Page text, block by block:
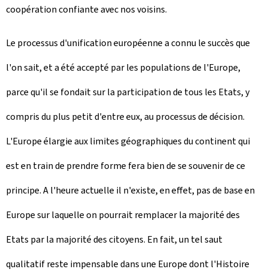
coopération confiante avec nos voisins.
Le processus d'unification européenne a connu le succès que
l'on sait, et a été accepté par les populations de l'Europe,
parce qu'il se fondait sur la participation de tous les Etats, y
compris du plus petit d'entre eux, au processus de décision.
L'Europe élargie aux limites géographiques du continent qui
est en train de prendre forme fera bien de se souvenir de ce
principe. A l'heure actuelle il n'existe, en effet, pas de base en
Europe sur laquelle on pourrait remplacer la majorité des
Etats par la majorité des citoyens. En fait, un tel saut
qualitatif reste impensable dans une Europe dont l'Histoire